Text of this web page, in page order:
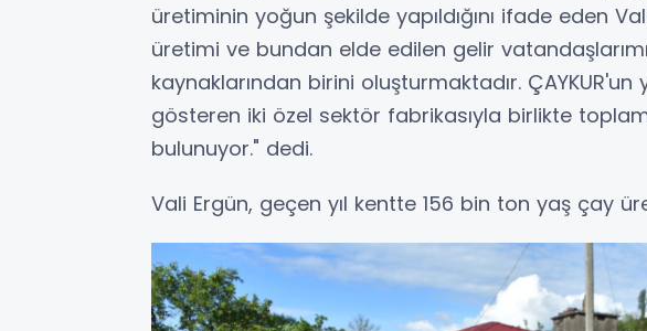
üretiminin yoğun şekilde yapıldığını ifade eden
üretimi ve bundan elde edilen gelir
kaynaklarından birini oluşturmaktadır.
gösteren iki özel sektör fabrikasıyla birlikte
bulunuyor." dedi.
Vali Ergün, geçen yıl kentte 156 bin ton yaş çay